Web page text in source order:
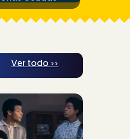
Ver todo >>